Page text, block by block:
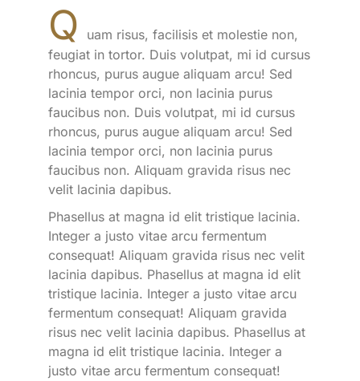
Q
uam risus, facilisis et molestie non,
feugiat in tortor. Duis volutpat, mi id cursus
rhoncus, purus augue aliquam arcu! Sed
lacinia tempor orci, non lacinia purus
faucibus non. Duis volutpat, mi id cursus
rhoncus, purus augue aliquam arcu! Sed
lacinia tempor orci, non lacinia purus
faucibus non. Aliquam gravida risus nec
velit lacinia dapibus.
Phasellus at magna id elit tristique lacinia.
Integer a justo vitae arcu fermentum
consequat! Aliquam gravida risus nec velit
lacinia dapibus. Phasellus at magna id elit
tristique lacinia. Integer a justo vitae arcu
fermentum consequat! Aliquam gravida
risus nec velit lacinia dapibus. Phasellus at
magna id elit tristique lacinia. Integer a
justo vitae arcu fermentum consequat!